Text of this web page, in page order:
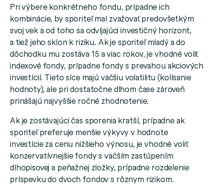
Pri výbere konkrétneho fondu, prípadne ich
kombinácie, by sporiteľ mal zvažovať predovšetkým
svoj vek a od toho sa odvíjajúci investičný horizont,
a tiež jeho sklon k riziku. Ak je sporiteľ mladý a do
dôchodku mu zostáva 15 a viac rokov, je vhodné voliť
indexové fondy, prípadne fondy s prevahou akciových
investícií. Tieto síce majú väčšiu volatilitu (kolísanie
hodnoty), ale pri dostatočne dlhom čase zároveň
prinášajú najvyššie ročné zhodnotenie.
Ak je zostávajúci čas sporenia kratší, prípadne ak
sporiteľ preferuje menšie výkyvy v hodnote
investície za cenu nižšieho výnosu, je vhodné voliť
konzervatívnejšie fondy s väčším zastúpením
dlhopisovej a peňažnej zložky, prípadne rozdelenie
príspevku do dvoch fondov s rôznym rizikom.